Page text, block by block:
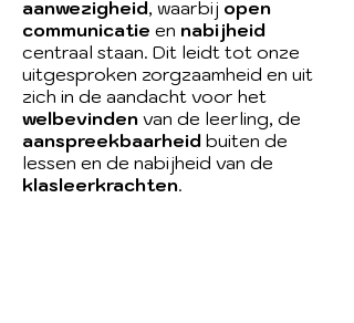
aanwezigheid, waarbij open
communicatie en nabijheid
centraal staan. Dit leidt tot onze
uitgesproken zorgzaamheid en uit
zich in de aandacht voor het
welbevinden van de leerling, de
aanspreekbaarheid buiten de
lessen en de nabijheid van de
klasleerkrachten.